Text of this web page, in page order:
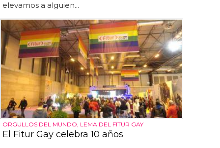
elevamos a alguien...
ORGULLOS DEL MUNDO, LEMA DEL FITUR GAY
El Fitur Gay celebra 10 años